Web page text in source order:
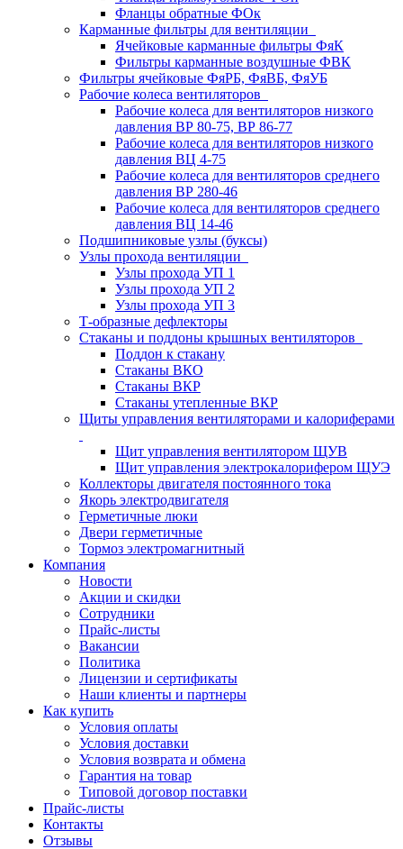
Фланцы обратные ФОк
Карманные фильтры для вентиляции
Ячейковые карманные фильтры ФяК
Фильтры карманные воздушные ФВК
Фильтры ячейковые ФяРБ, ФяВБ, ФяУБ
Рабочие колеса вентиляторов
Рабочие колеса для вентиляторов низкого
давления ВР 80-75, ВР 86-77
Рабочие колеса для вентиляторов низкого
давления ВЦ 4-75
Рабочие колеса для вентиляторов среднего
давления ВР 280-46
Рабочие колеса для вентиляторов среднего
давления ВЦ 14-46
Подшипниковые узлы (буксы)
Узлы прохода вентиляции
Узлы прохода УП 1
Узлы прохода УП 2
Узлы прохода УП 3
Т-образные дефлекторы
Стаканы и поддоны крышных вентиляторов
Поддон к стакану
Стаканы ВКО
Стаканы ВКР
Стаканы утепленные ВКР
Щиты управления вентиляторами и калориферами
Щит управления вентилятором ЩУВ
Щит управления электрокалорифером ЩУЭ
Коллекторы двигателя постоянного тока
Якорь электродвигателя
Герметичные люки
Двери герметичные
Тормоз электромагнитный
Компания
Новости
Акции и скидки
Сотрудники
Прайс-листы
Вакансии
Политика
Лицензии и сертификаты
Наши клиенты и партнеры
Как купить
Условия оплаты
Условия доставки
Условия возврата и обмена
Гарантия на товар
Типовой договор поставки
Прайс-листы
Контакты
Отзывы